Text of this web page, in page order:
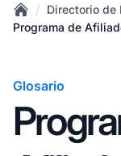
Home
/ Directorio de
Programa de
Glosario